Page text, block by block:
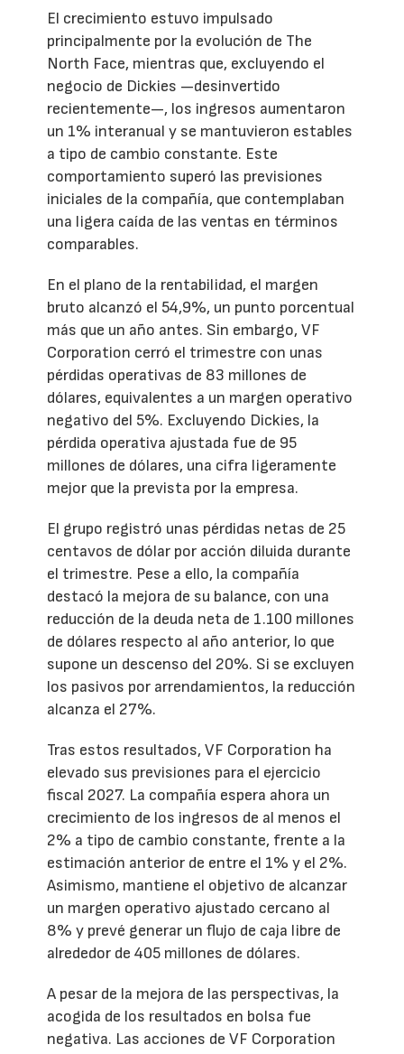
El crecimiento estuvo impulsado
principalmente por la evolución de The
North Face, mientras que, excluyendo el
negocio de Dickies —desinvertido
recientemente—, los ingresos aumentaron
un 1% interanual y se mantuvieron estables
a tipo de cambio constante. Este
comportamiento superó las previsiones
iniciales de la compañía, que contemplaban
una ligera caída de las ventas en términos
comparables.
En el plano de la rentabilidad, el margen
bruto alcanzó el 54,9%, un punto porcentual
más que un año antes. Sin embargo, VF
Corporation cerró el trimestre con unas
pérdidas operativas de 83 millones de
dólares, equivalentes a un margen operativo
negativo del 5%. Excluyendo Dickies, la
pérdida operativa ajustada fue de 95
millones de dólares, una cifra ligeramente
mejor que la prevista por la empresa.
El grupo registró unas pérdidas netas de 25
centavos de dólar por acción diluida durante
el trimestre. Pese a ello, la compañía
destacó la mejora de su balance, con una
reducción de la deuda neta de 1.100 millones
de dólares respecto al año anterior, lo que
supone un descenso del 20%. Si se excluyen
los pasivos por arrendamientos, la reducción
alcanza el 27%.
Tras estos resultados, VF Corporation ha
elevado sus previsiones para el ejercicio
fiscal 2027. La compañía espera ahora un
crecimiento de los ingresos de al menos el
2% a tipo de cambio constante, frente a la
estimación anterior de entre el 1% y el 2%.
Asimismo, mantiene el objetivo de alcanzar
un margen operativo ajustado cercano al
8% y prevé generar un flujo de caja libre de
alrededor de 405 millones de dólares.
A pesar de la mejora de las perspectivas, la
acogida de los resultados en bolsa fue
negativa. Las acciones de VF Corporation